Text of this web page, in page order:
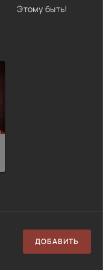
Этому быть!
ДОБАВИТЬ